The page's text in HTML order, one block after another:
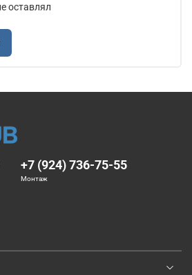
оставлял
+7 (924) 736-75-55
Монтаж